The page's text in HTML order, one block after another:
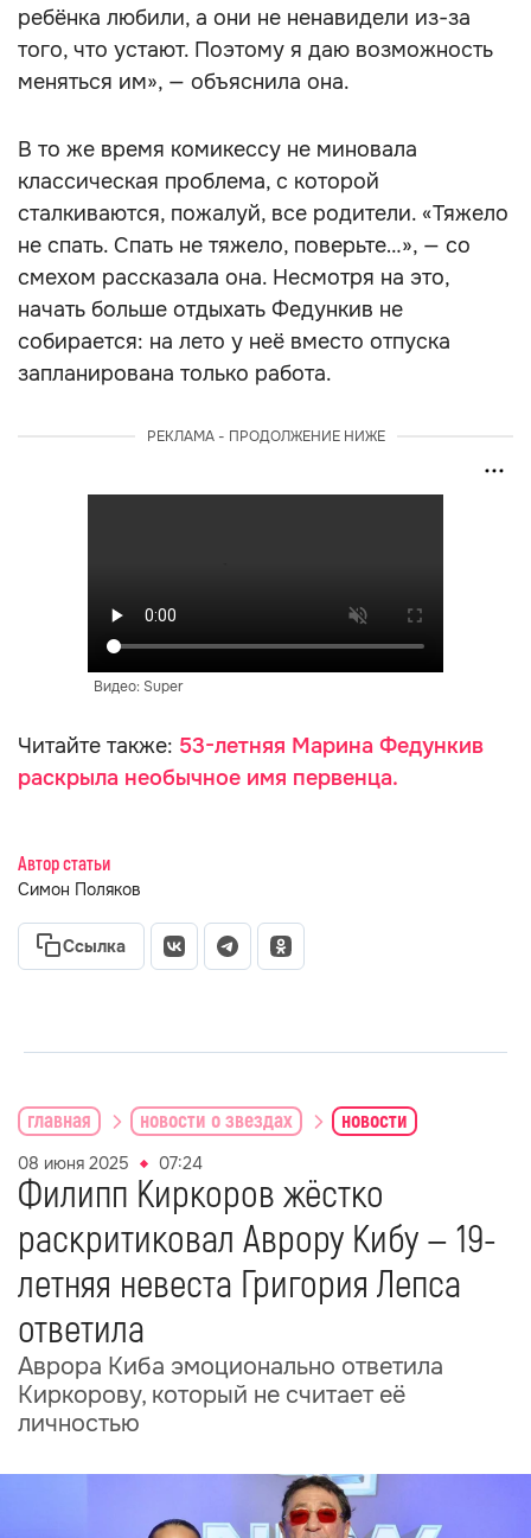
ребёнка любили, а они не ненавидели из-за
того, что устают. Поэтому я даю возможность
меняться им», — объяснила она.
В то же время комикессу не миновала
классическая проблема, с которой
сталкиваются, пожалуй, все родители. «Тяжело
не спать. Спать не тяжело, поверьте…», — со
смехом рассказала она. Несмотря на это,
начать больше отдыхать Федункив не
собирается: на лето у неё вместо отпуска
запланирована только работа.
РЕКЛАМА - ПРОДОЛЖЕНИЕ НИЖЕ
Видео: Super
Читайте также: 53-летняя Марина Федункив
раскрыла необычное имя первенца.
Автор статьи
Симон Поляков
Ссылка
главная новости о звездах новости
08 июня 2025 07:24
Филипп Киркоров жёстко
раскритиковал Аврору Кибу — 19-
летняя невеста Григория Лепса
ответила
Аврора Киба эмоционально ответила
Киркорову, который не считает её
личностью